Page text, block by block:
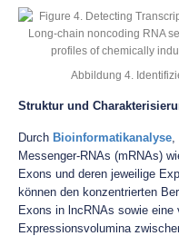
Abbildung 4.
Struktur und
Durch Bioinformatikanalyse,
Messenger-RNAs (mRNAs)
Exons und deren jeweilige
können den konzentrierten
Exons in lncRNAs sowie eine
Expressionsvolumina